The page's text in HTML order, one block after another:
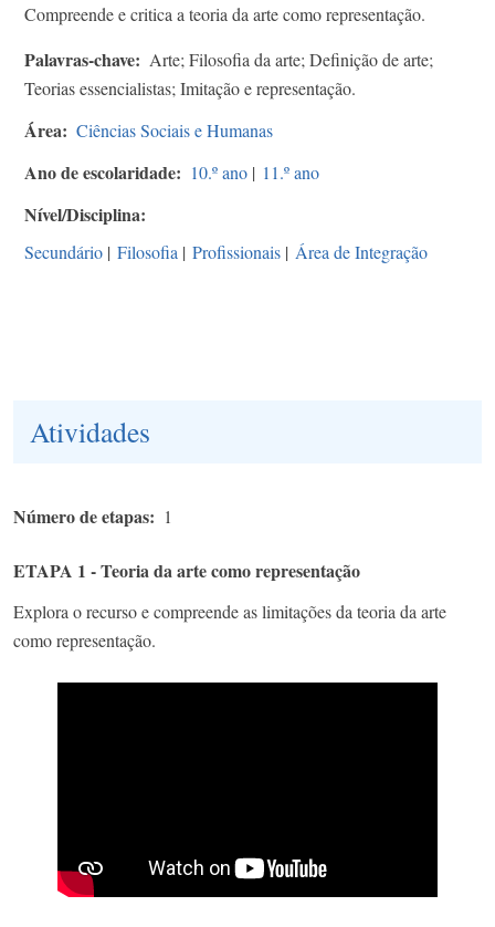
Compreende e critica a teoria da arte como representação.
Palavras-chave
Arte; Filosofia da arte; Definição de arte;
Teorias essencialistas; Imitação e representação.
Área Ciências Sociais e Humanas
Ano de escolaridade 10.º ano | 11.º ano
Nível/Disciplina
Secundário | Filosofia | Profissionais | Área de Integração
Atividades
Número de etapas 1
ETAPA 1 - Teoria da arte como representação
Explora o recurso e compreende as limitações da teoria da arte
como representação.